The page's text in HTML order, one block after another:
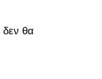
δεν θα